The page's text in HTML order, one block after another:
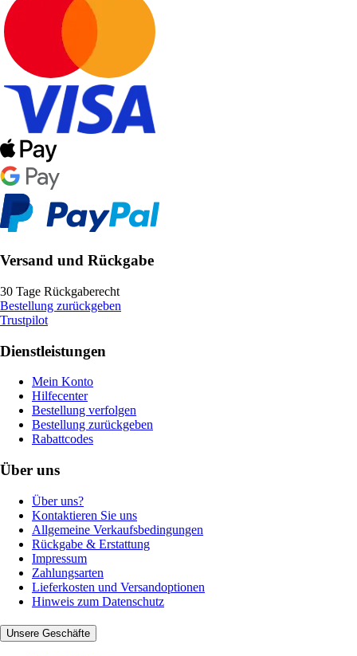
Versand und Rückgabe
30 Tage Rückgaberecht
Bestellung zurückgeben
Trustpilot
Dienstleistungen
Mein Konto
Hilfecenter
Bestellung verfolgen
Bestellung zurückgeben
Rabattcodes
Über uns
Über uns?
Kontaktieren Sie uns
Allgemeine Verkaufsbedingungen
Rückgabe & Erstattung
Impressum
Zahlungsarten
Lieferkosten und Versandoptionen
Hinweis zum Datenschutz
Unsere Geschäfte